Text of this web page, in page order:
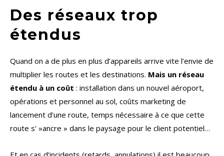
Des réseaux trop
étendus
Quand on a de plus en plus d’appareils arrive vite l’envie de
multiplier les routes et les destinations. Mais un réseau
étendu à un coût : installation dans un nouvel aéroport,
opérations et personnel au sol, coûts marketing de
lancement d’une route, temps nécessaire à ce que cette
route s' »ancre » dans le paysage pour le client potentiel…